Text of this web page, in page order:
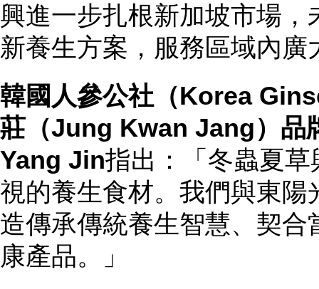
興進一步扎根新加坡市場
新養生方案，服務區域內廣
韓國人參公社 （Korea
莊（Jung Kwan Jang）品
Yang Jin指出：「冬蟲夏
視的養生食材。我們與東
造傳承傳統養生智慧、契
康產品。」